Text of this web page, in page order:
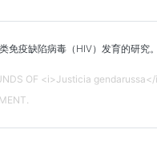
疫缺陷病毒（HIV）发育的研究。
OF <i>Justicia